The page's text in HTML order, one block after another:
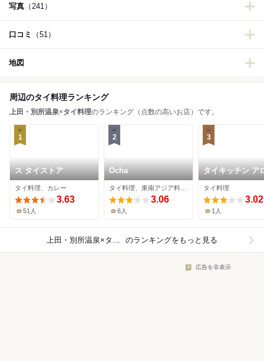
写真 （241）
口コミ （51）
地図
周辺のタイ料理ランキング
上田・別所温泉×タイ料理のランキング（点数の高いお店）です。
1
ス タイストア
タイ料理、カレー
3.63
51人
2
Ocha
3.06
6人
3
タイキッチン ア
イ
タイ料理
3.02
1人
上田・別所温泉×タイ料理 のランキングをもっと見る
広告を非表示